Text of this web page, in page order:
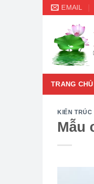
Skip
content
EMAIL
TRANG CHỦ
KIẾN
Mẫu